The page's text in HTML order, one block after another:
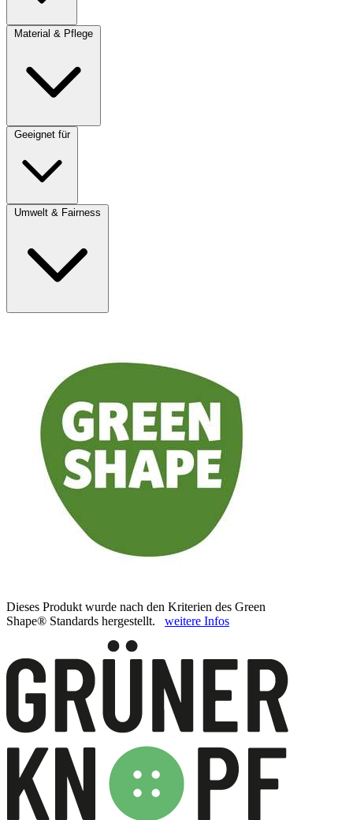
Material & Pflege
Geeignet für
Umwelt & Fairness
Dieses Produkt wurde nach den Kriterien des Green
Shape® Standards hergestellt. weitere Infos